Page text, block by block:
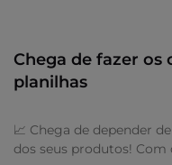
Chega de fazer
planilhas
📈 Chega de depender
dos seus produtos! Com